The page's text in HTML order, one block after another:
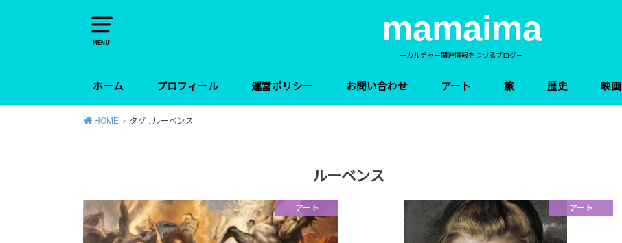
MENU mamaima
ーカルチャー関連情報をつづるブログー
ホーム プロフィール 運営ポリシー お問い合わせ アート 旅 歴史 映画
HOME タグ : ルーベンス
ルーベンス
アート アート